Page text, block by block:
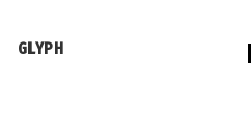
GLYPH